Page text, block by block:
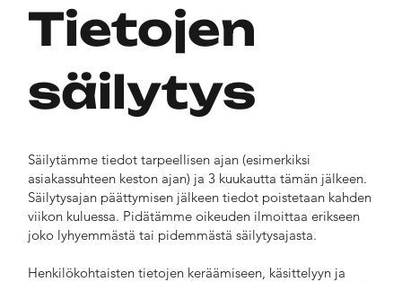
Tietojen
säilytys
Säilytämme tiedot tarpeellisen ajan (esimerkiksi
asiakassuhteen keston ajan) ja 3 kuukautta tämän jälkeen.
Säilytysajan päättymisen jälkeen tiedot poistetaan kahden
viikon kuluessa. Pidätämme oikeuden ilmoittaa erikseen
joko lyhyemmästä tai pidemmästä säilytysajasta.
Henkilökohtaisten tietojen keräämiseen, käsittelyyn ja